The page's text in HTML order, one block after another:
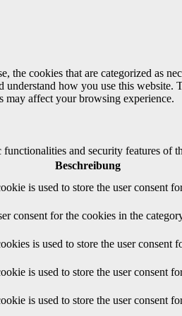
cookies that are categorized as
how you use this
may affect your browsing experience.
and security features of
Beschreibung
is used to store the user consent
consent for the cookies in the
is used to store the user consent
is used to store the user consent
is used to store the user consent